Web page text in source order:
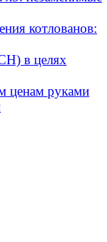
котлованов:
в целях
ценам руками